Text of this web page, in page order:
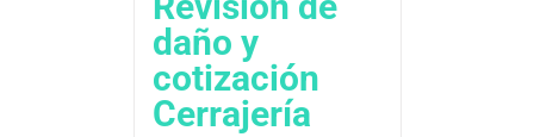
daño y
cotización
Cerrajería